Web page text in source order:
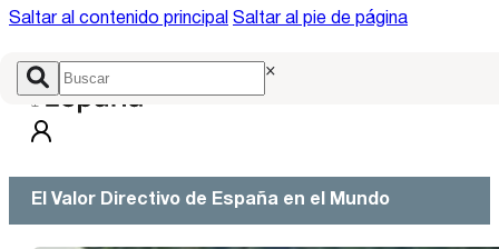
Saltar al contenido principal Saltar al pie de página
×
El Valor Directivo de España en el Mundo